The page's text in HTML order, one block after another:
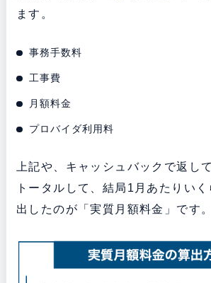
ます。
事務手数料
工事費
月額料金
プロバイダ利用料
上記や、キャッシュバックで返し
トータルして、結局1月あたりい
出したのが「実質月額料金」です。